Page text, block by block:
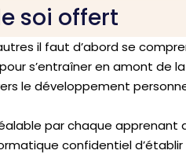
soi offert
il faut d’abord se
s’entraîner en amont de
le développement
par chaque apprenant
confidentiel d’établir